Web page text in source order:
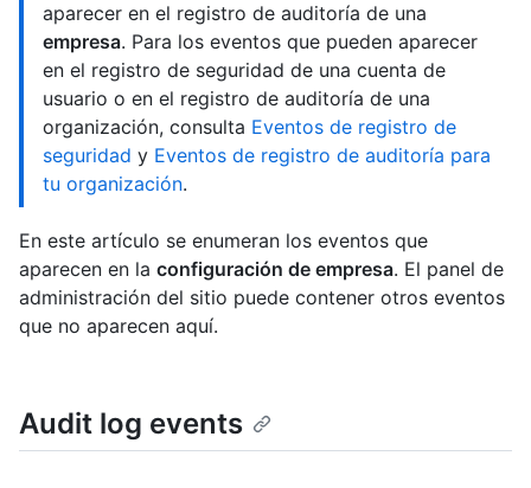
aparecer en el registro de auditoría de una
empresa. Para los eventos que pueden aparecer
en el registro de seguridad de una cuenta de
usuario o en el registro de auditoría de una
organización, consulta Eventos de registro de
seguridad y Eventos de registro de auditoría para
tu organización.
En este artículo se enumeran los eventos que
aparecen en la configuración de empresa. El panel de
administración del sitio puede contener otros eventos
que no aparecen aquí.
Audit log events